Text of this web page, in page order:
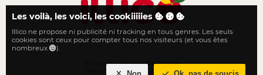
Le local n'a jamais été aussi proche
18 rue du Général De Gaulle
76270 Neufchâtel-en-Bray
Les voilà, les voici, les cookiiiiies
Illico ne propose ni publicité ni tracking en tous genres. Les seuls
cookies sont ceux pour compter tous nos visiteurs (et vous êtes
nombreux
).
Non Ok, pas de soucis